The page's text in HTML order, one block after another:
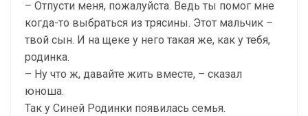
– Отпусти меня, пожалуйста. Ведь ты помог мне
когда-то выбраться из трясины. Этот мальчик –
твой сын. И на щеке у него такая же, как у тебя,
родинка.
– Ну что ж, давайте жить вместе, – сказал
юноша.
Так у Синей Родинки появилась семья.